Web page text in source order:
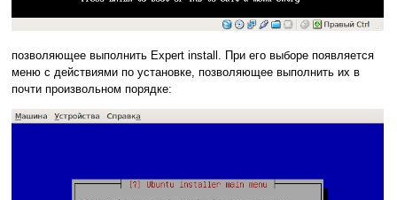
позволяющее выполнить Expert install. При его выборе появляется
меню с действиями по установке, позволяющее выполнить их в
почти произвольном порядке: